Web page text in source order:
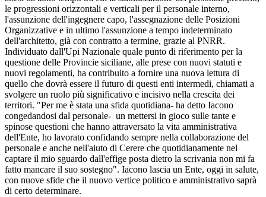
le progressioni orizzontali e verticali per il personale interno,
l'assunzione dell'ingegnere capo, l'assegnazione delle Posizioni
Organizzative e in ultimo l'assunzione a tempo indeterminato
dell'architetto, già con contratto a termine, grazie al PNRR.
Individuato dall'Upi Nazionale quale punto di riferimento per la
questione delle Provincie siciliane, alle prese con nuovi statuti e
nuovi regolamenti, ha contribuito a fornire una nuova lettura di
quello che dovrà essere il futuro di questi enti intermedi, chiamati a
svolgere un ruolo più significativo e incisivo nella crescita dei
territori. "Per me è stata una sfida quotidiana- ha detto Iacono
congedandosi dal personale- un mettersi in gioco sulle tante e
spinose questioni che hanno attraversato la vita amministrativa
dell'Ente, ho lavorato confidando sempre nella collaborazione del
personale e anche nell'aiuto di Cerere che quotidianamente nel
captare il mio sguardo dall'effige posta dietro la scrivania non mi fa
fatto mancare il suo sostegno". Iacono lascia un Ente, oggi in salute,
con nuove sfide che il nuovo vertice politico e amministrativo saprà
di certo determinare.